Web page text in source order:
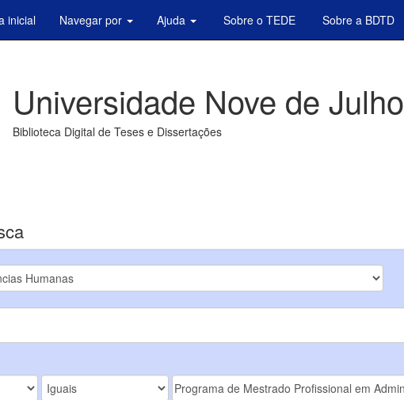
inicial Navegar por Ajuda Sobre o TEDE Sobre a BDTD
Universidade Nove de Julho
Biblioteca Digital de Teses e Dissertações